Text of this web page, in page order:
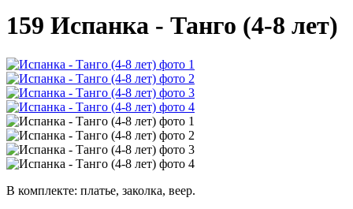
159 Испанка - Танго (4-8 лет)
В комплекте: платье, заколка, веер.